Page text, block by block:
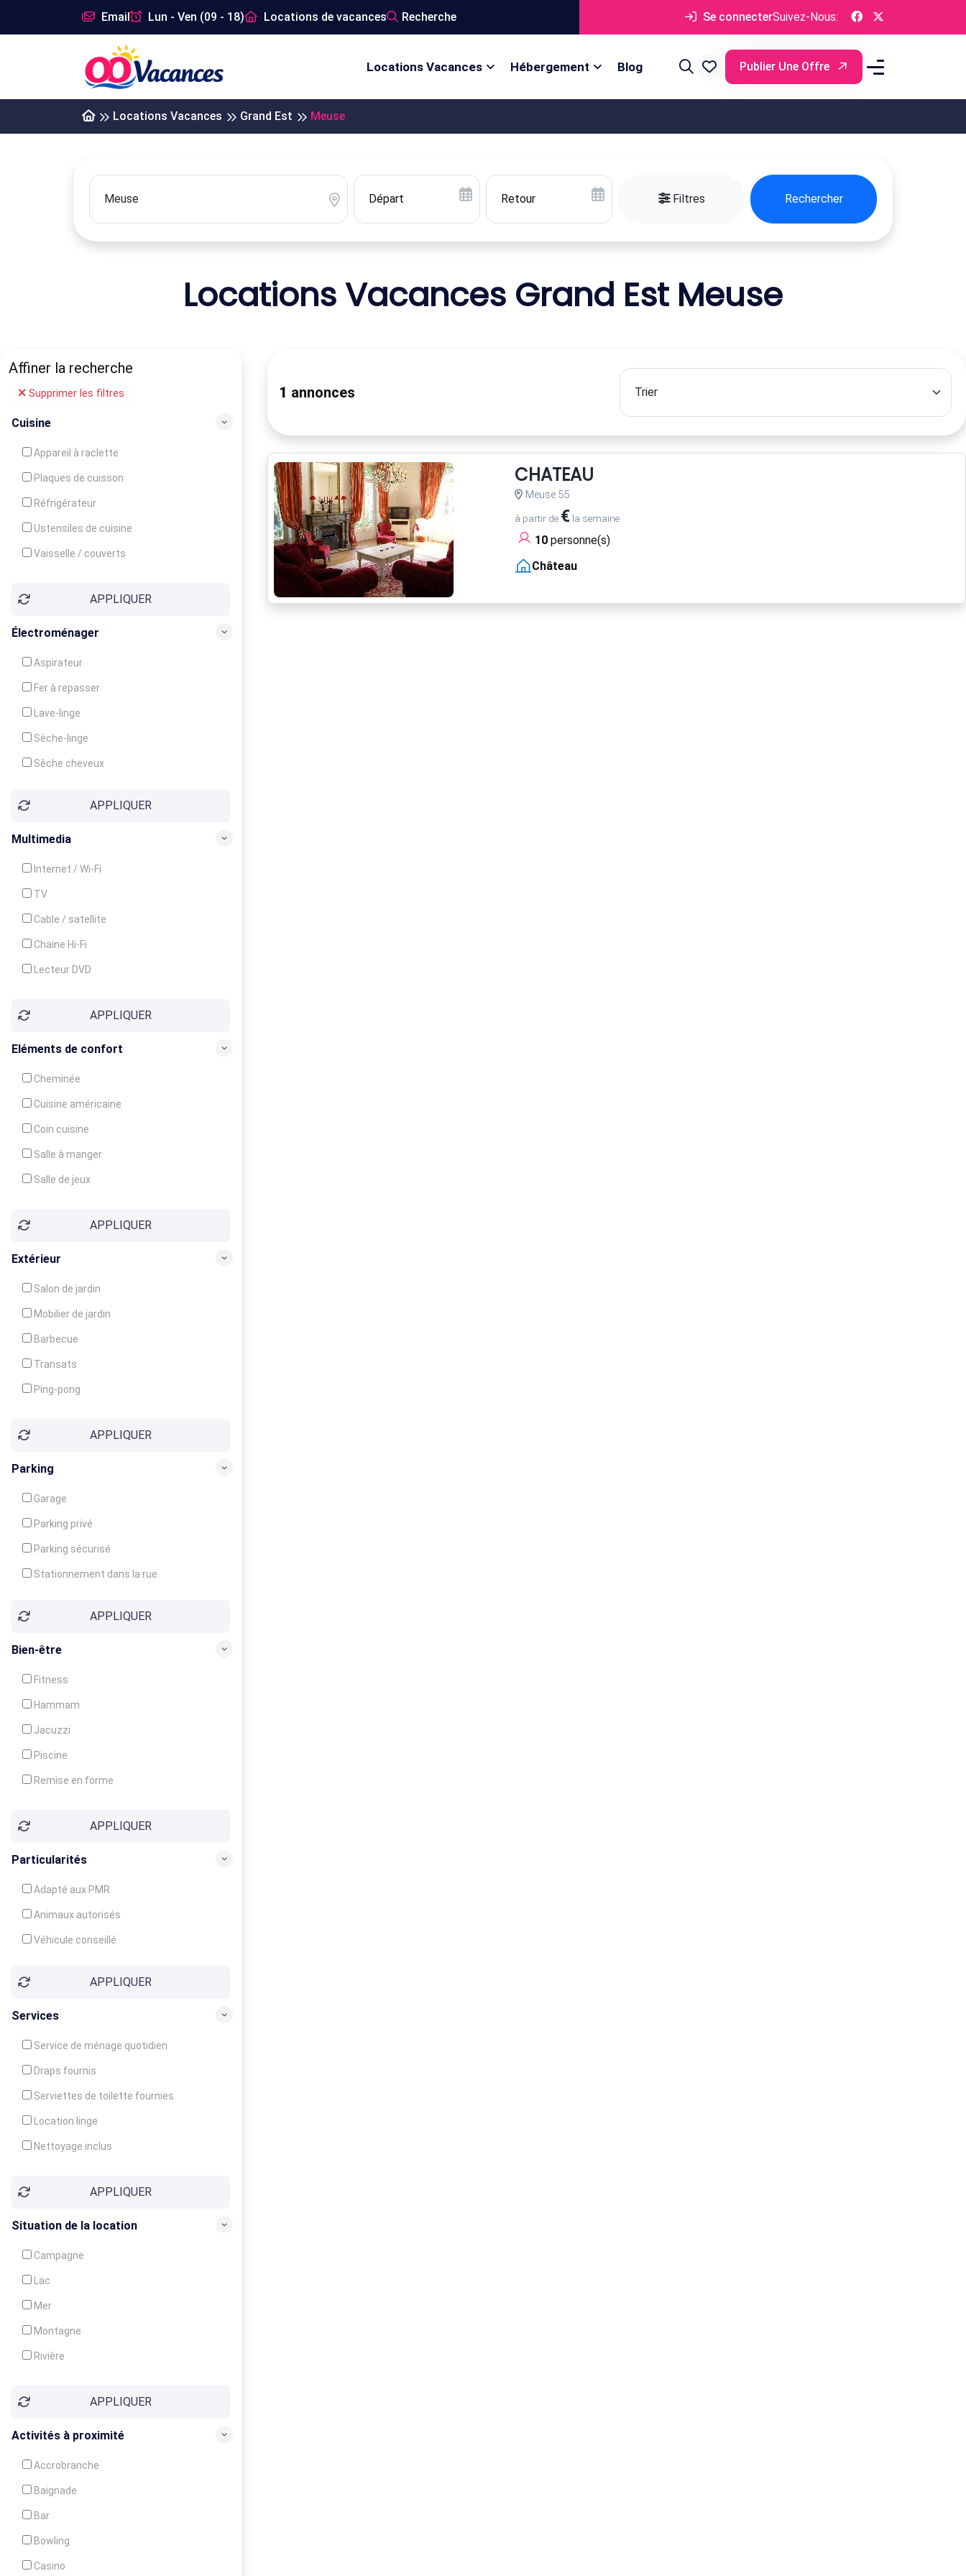
Email Lun - Ven (09 - 18) Locations de vacances Recherche Se connecterSuivez-Nous:
Locations Vacances Hébergement Blog Publier Une Offre
Locations Vacances Grand Est Meuse
Filtres Rechercher
Locations Vacances Grand Est Meuse
Affiner la recherche
Supprimer les filtres
Cuisine
Appareil à raclette
Plaques de cuisson
Réfrigérateur
Ustensiles de cuisine
Vaisselle / couverts
Congélateur
APPLIQUER
Électroménager
Aspirateur
Fer à repasser
Lave-linge
Sèche-linge
Sèche cheveux
APPLIQUER
Multimedia
Internet / Wi-Fi
TV
Cable / satellite
Chaine Hi-Fi
Lecteur DVD
APPLIQUER
Eléments de confort
Cheminée
Cuisine américaine
Coin cuisine
Salle à manger
Salle de jeux
Balcon / Terrasse
APPLIQUER
Extérieur
Salon de jardin
Mobilier de jardin
Barbecue
Transats
Ping-pong
Jeux d'enfantsAPPLIQUER
Parking
Garage
Parking privé
Parking sécurisé
Stationnement dans la rue
APPLIQUER
Bien-être
Fitness
Hammam
Jacuzzi
Piscine
Remise en forme
Soins du corpsAPPLIQUER
Particularités
Adapté aux PMR
Animaux autorisés
Véhicule conseillé
APPLIQUER
Services
Service de ménage quotidien
Draps fournis
Serviettes de toilette fournies
Location linge
Nettoyage inclus
Garde d'enfants
Crèche
APPLIQUER
Situation de la location
Campagne
Lac
Mer
Montagne
Rivière
APPLIQUER
Activités à proximité
Accrobranche
Baignade
Bar
Bowling
Casino
1 annonces
CHATEAU
Meuse 55
à partir de €la semaine
10personne(s)
Château